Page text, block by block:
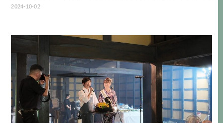
乃Shu＊Kura」已經運行了有10年之久，這十年我從一個普通
然還沒搭過清酒列車。我想是時候了，就選在今年生日，就
是我圓夢之時！ ＊ […]…
2024-10-02